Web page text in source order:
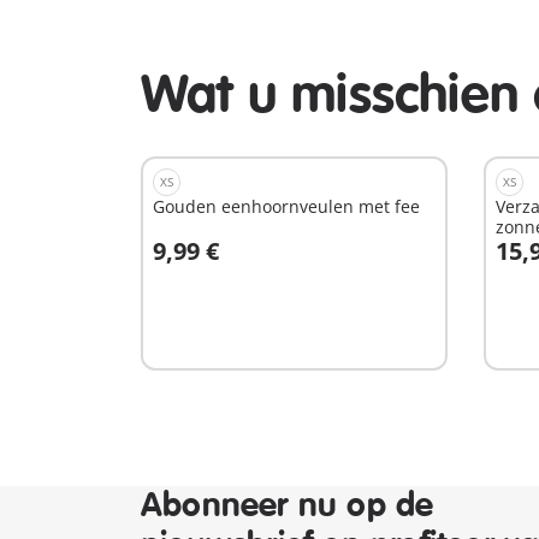
Wat u
XS
Gouden eenhoornveulen met fee
9,99 €
In winkelwagen
XS
Abonneer nu op de